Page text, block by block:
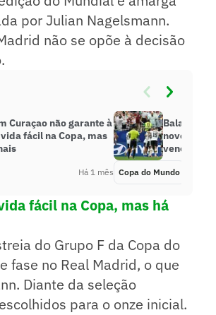
por Julian Nagelsmann.
não se opõe à decisão
Curaçao não garante à
fácil na Copa, mas
Há 1 mês
Balanço do
novo 7 a 1,
vence na
Copa do Mundo
fácil na Copa, mas há
do Grupo F da Copa do
fase no Real Madrid, o que
Diante da seleção
para o onze inicial.